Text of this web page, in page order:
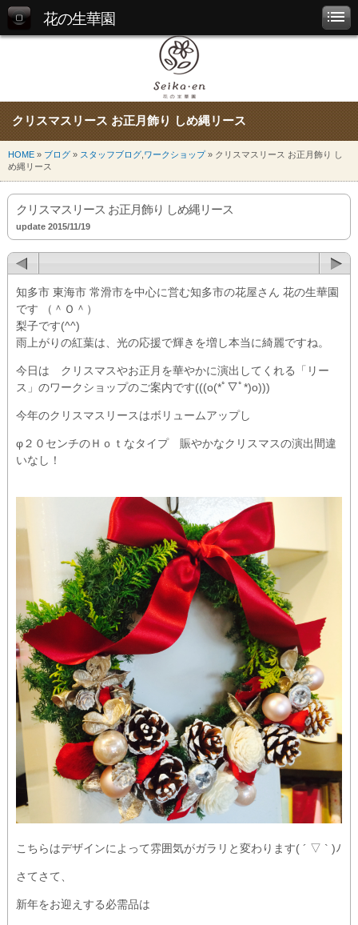
花の生華園
クリスマスリース お正月飾り しめ縄リース
HOME » ブログ » スタッフブログ ワークショップ» クリスマスリース お正月飾り し
め縄リース
クリスマスリース お正月飾り しめ縄リース
update 2015/11/19
知多市 東海市 常滑市を中心に営む知多市の花屋さん 花の生華園
です （＾Ｏ＾）
梨子です(^^)
雨上がりの紅葉は、光の応援で輝きを増し本当に綺麗ですね。
今日は クリスマスやお正月を華やかに演出してくれる「リー
ス」のワークショップのご案内です(((o(*ﾟ▽ﾟ*)o)))
今年のクリスマスリースはボリュームアップし
φ２０センチのＨｏｔなタイプ 賑やかなクリスマスの演出間違
いなし！
こちらはデザインによって雰囲気がガラリと変わります( ´ ▽ ` )ﾉ
さてさて、
新年をお迎えする必需品は